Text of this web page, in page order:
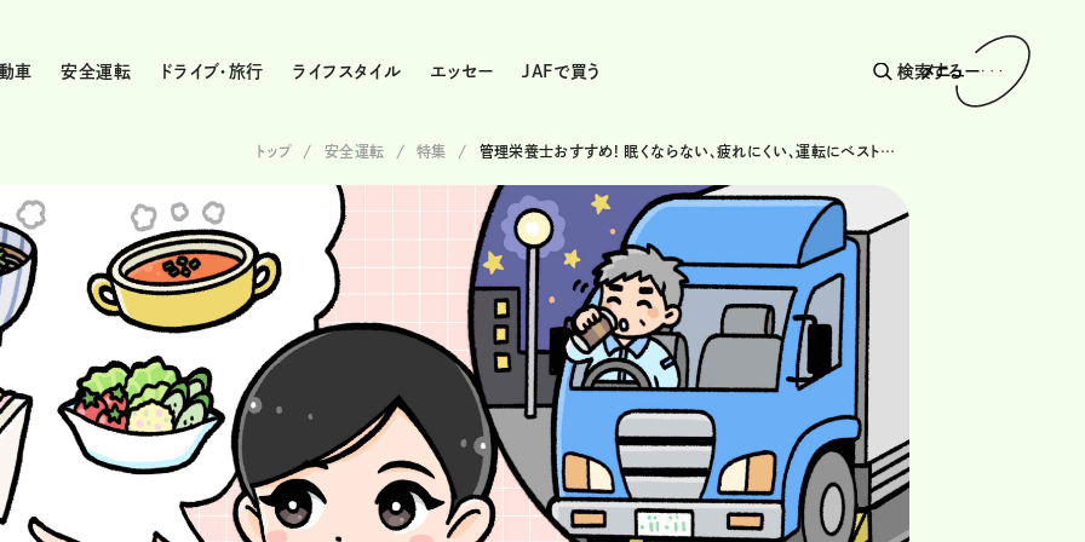
車 安全運転 ドライブ・旅行 ライフスタイル エッセー JAFで買う 検索する
メニュー
トップ 安全運転 特集 管理栄養士おすすめ! 眠くならない、疲れにくい、運転にベストな食事のとり方